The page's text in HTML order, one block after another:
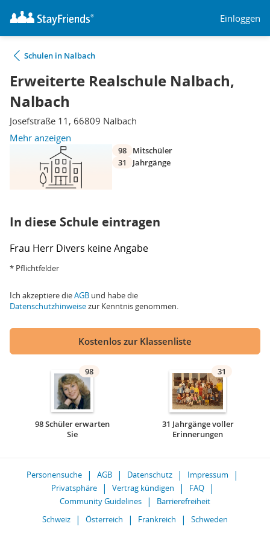
Einloggen
Schulen in Nalbach
Erweiterte Realschule Nalbach,
Nalbach
Josefstraße 11, 66809 Nalbach
Mehr anzeigen
98
Mitschüler
31
Jahrgänge
In diese Schule eintragen
Frau Herr Divers keine Angabe
* Pflichtfelder
Ich akzeptiere dieAGB und habe die
Datenschutzhinweisezur Kenntnis genommen.
Kostenlos zur Klassenliste
98
98 Schüler erwarten
Sie
31
31 Jahrgänge voller
Erinnerungen
Personensuche AGB Datenschutz
Impressum
Privatsphäre
Vertrag kündigen
FAQ
Community Guidelines
Barrierefreiheit
Schweiz
Österreich Frankreich Schweden